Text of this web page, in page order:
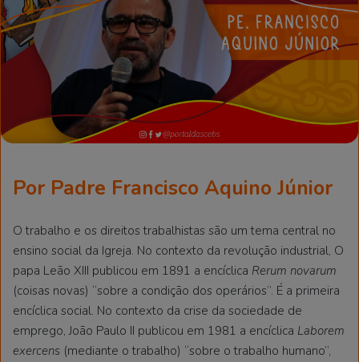
Por Padre Francisco Aquino Júnior
O trabalho e os direitos trabalhistas são um tema central no
ensino social da Igreja. No contexto da revolução industrial, O
papa Leão XIII publicou em 1891 a encíclica Rerum novarum
(coisas novas) “sobre a condição dos operários”. É a primeira
encíclica social. No contexto da crise da sociedade de
emprego, João Paulo II publicou em 1981 a encíclica Laborem
exercens (mediante o trabalho) “sobre o trabalho humano”,